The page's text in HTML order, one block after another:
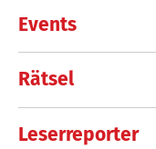
Events
Rätsel
Leserreporter